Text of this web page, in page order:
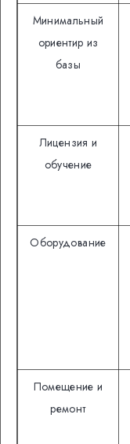
Минимальный
ориентир из
базы
Лицензия и
обучение
Оборудование
Помещение и
ремонт